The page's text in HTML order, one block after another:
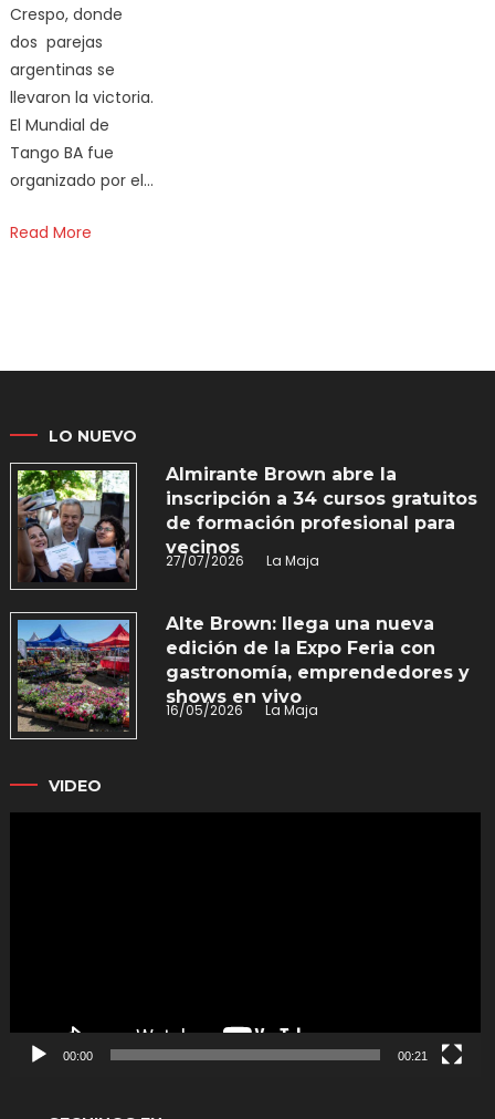
Crespo, donde
dos parejas
argentinas se
llevaron la victoria.
El Mundial de
Tango BA fue
organizado por el…
Read More
LO NUEVO
Almirante Brown abre la
inscripción a 34 cursos gratuitos
de formación profesional para
vecinos
27/07/2026 La Maja
Alte Brown: llega una nueva
edición de la Expo Feria con
gastronomía, emprendedores y
shows en vivo
16/05/2026 La Maja
VIDEO
00:00 00:21